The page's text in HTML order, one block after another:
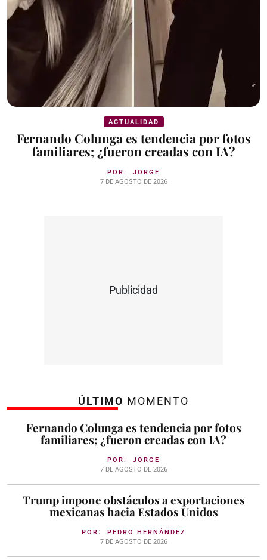
ACTUALIDAD
Fernando Colunga es tendencia por fotos
familiares; ¿fueron creadas con IA?
POR: JORGE
7 DE AGOSTO DE 2026
Publicidad
ÚLTIMO MOMENTO
Fernando Colunga es tendencia por fotos
familiares; ¿fueron creadas con IA?
POR: JORGE
7 DE AGOSTO DE 2026
Trump impone obstáculos a exportaciones
mexicanas hacia Estados Unidos
POR: PEDRO HERNÁNDEZ
7 DE AGOSTO DE 2026